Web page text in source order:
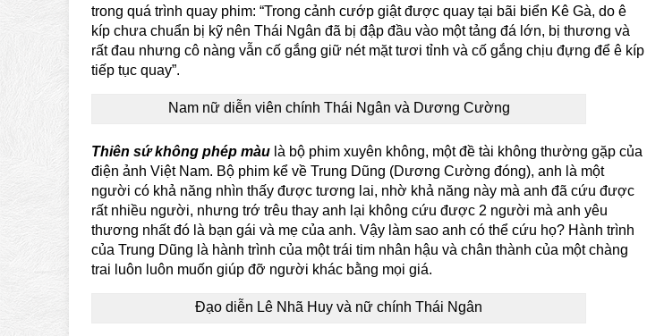
trong quá trình quay phim: “Trong cảnh cướp giật được quay tại bãi biển Kê Gà, do ê
kíp chưa chuẩn bị kỹ nên Thái Ngân đã bị đập đầu vào một tảng đá lớn, bị thương và
rất đau nhưng cô nàng vẫn cố gắng giữ nét mặt tươi tỉnh và cố gắng chịu đựng để ê kíp
tiếp tục quay”.
Nam nữ diễn viên chính Thái Ngân và Dương Cường
Thiên sứ không phép màu là bộ phim xuyên không, một đề tài không thường gặp của
điện ảnh Việt Nam. Bộ phim kể về Trung Dũng (Dương Cường đóng), anh là một
người có khả năng nhìn thấy được tương lai, nhờ khả năng này mà anh đã cứu được
rất nhiều người, nhưng trớ trêu thay anh lại không cứu được 2 người mà anh yêu
thương nhất đó là bạn gái và mẹ của anh. Vậy làm sao anh có thể cứu họ? Hành trình
của Trung Dũng là hành trình của một trái tim nhân hậu và chân thành của một chàng
trai luôn luôn muốn giúp đỡ người khác bằng mọi giá.
Đạo diễn Lê Nhã Huy và nữ chính Thái Ngân